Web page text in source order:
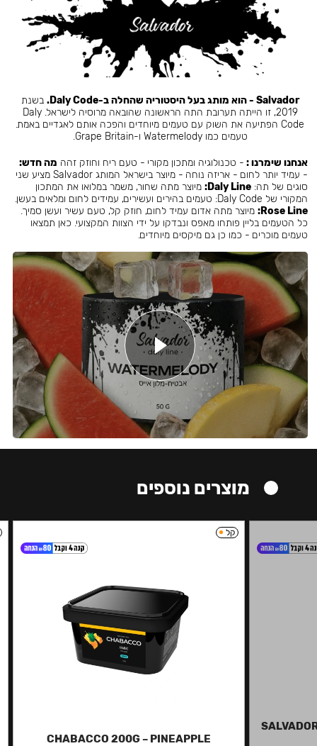
Salvador - הוא מותג בעל היסטוריה שהחלה ב-Daly Code.
בשנת
2019, זו הייתה תערובת התה הראשונה שהובאה מרוסיה לישראל. Daly
Code הפתיעה את השוק עם טעמים מיוחדים והפכה אותם לאגדיים באמת.
טעמים כמו Watermelody ו-Grape Britain.
אנחנו שימרנו : - טכנולוגיה ומתכון מקורי - טעם ריח וחוזק זהה מה חדש:
- עמיד יותר לחום - אריזה נוחה - מיוצר בישראל המותג Salvador מציע שני
סוגים של תה:Daly Line: מיוצר מתה שחור, משמר במלואו את המתכון
המקורי של Daly Code: טעמים בהירים ועשירים, עמידים לחום ומלאים בעשן.
Rose Line: מיוצר מתה אדום עמיד לחום, חוזק קל, טעם עשיר ועשן סמיך.
כל הטעמים בליין פותחו מאפס ונבדקו על ידי הצוות המקצועי. כאן תמצאו
טעמים מוכרים - כמו כן גם מיקסים מיוחדים.
מוצרים נוספים
קל
CHABACCO 200G – PINEAPPLE